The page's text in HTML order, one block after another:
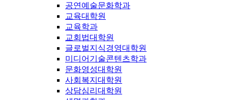
공연예술문화학과
교육대학원
교육학과
교회법대학원
글로벌지식경영대학원
미디어기술콘텐츠학과
문화영성대학원
사회복지대학원
상담심리대학원